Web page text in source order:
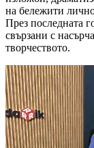
на бележити
През последната
свързани с
творчеството.